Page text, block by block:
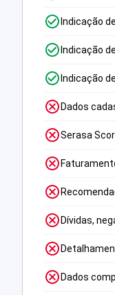
Indicação
Indicação
Indicação
Dados
Serasa
Dívidas,
Dados